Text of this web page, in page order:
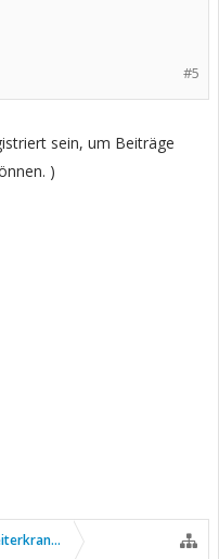
#5
sein, um Beiträge
)